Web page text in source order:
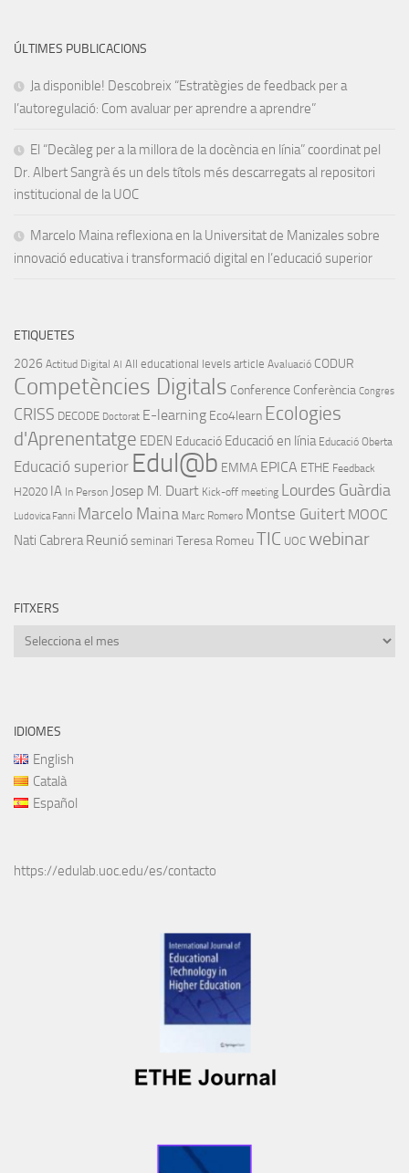
ÚLTIMES PUBLICACIONS
Ja disponible! Descobreix “Estratègies de feedback per a
l’autoregulació: Com avaluar per aprendre a aprendre”
El “Decàleg per a la millora de la docència en línia” coordinat pel
Dr. Albert Sangrà és un dels títols més descarregats al repositori
institucional de la UOC
Marcelo Maina reflexiona en la Universitat de Manizales sobre
innovació educativa i transformació digital en l’educació superior
ETIQUETES
2026 Actitud Digital AI All educational levels article Avaluació CODUR
Competències Digitals Conference Conferència Congres
CRISS DECODE Doctorat E-learning Eco4learn Ecologies
d'Aprenentatge EDEN Educació Educació en línia Educació Oberta
Educació superior Edul@b EMMA EPICA ETHE Feedback
H2020 IA In Person Josep M. Duart Kick-off meeting Lourdes Guàrdia
Ludovica Fanni Marcelo Maina Marc Romero Montse Guitert MOOC
Nati Cabrera Reunió seminari Teresa RomeuTIC UOC webinar
FITXERS
Fitxers
IDIOMES
English
Català
Español
https://edulab.uoc.edu/es/contacto